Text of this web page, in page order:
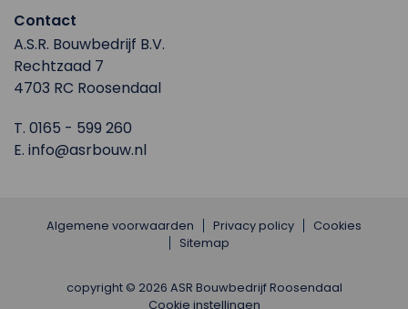
Contact
A.S.R. Bouwbedrijf B.V.
Rechtzaad 7
4703 RC Roosendaal
T. 0165 - 599 260
E. info@asrbouw.nl
Algemene voorwaarden Privacy policy
Cookies
Sitemap
copyright © 2026 ASR Bouwbedrijf Roosendaal
Cookie instellingen